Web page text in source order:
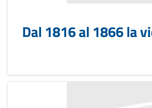
Dal 1816 al 1866 la